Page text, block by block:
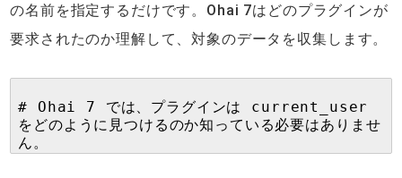
の名前を指定するだけです。Ohai 7はどのプラグインが
要求されたのか理解して、対象のデータを収集します。
# Ohai 7 では、プラグインは current_user
をどのように見つけるのか知っている必要はありませ
ん。